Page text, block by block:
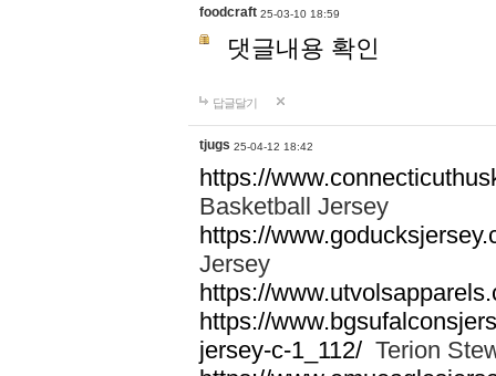
foodcraft 25-03-10 18:59
댓글내용 확인
답글달기
tjugs 25-04-12 18:42
https://
Basketball Jersey
https://
Jersey
https://
https://
jersey-c-1_112/ Terion